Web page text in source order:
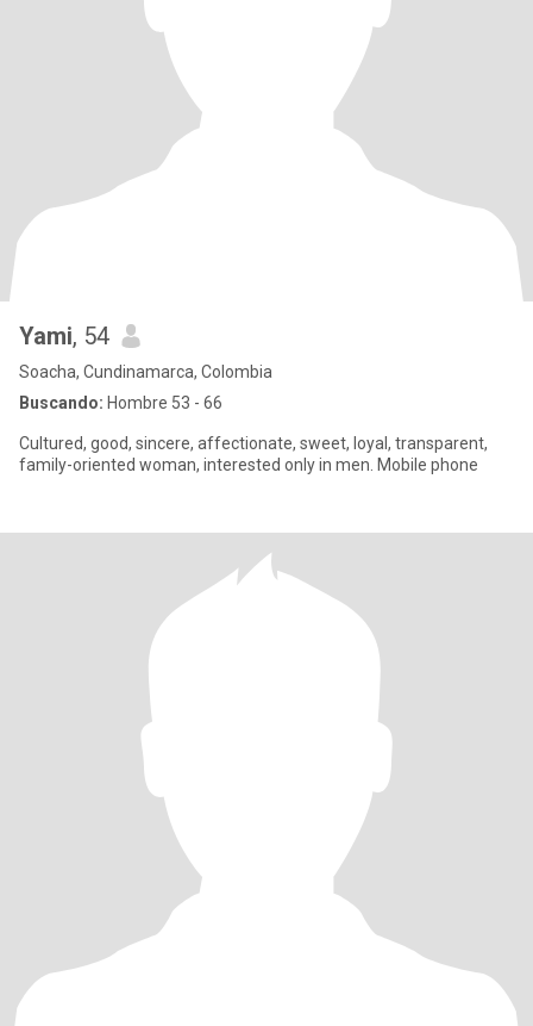
Yami, 54
Soacha, Cundinamarca, Colombia
Buscando: Hombre 53 - 66
Cultured, good, sincere, affectionate, sweet, loyal, transparent,
family-oriented woman, interested only in men. Mobile phone